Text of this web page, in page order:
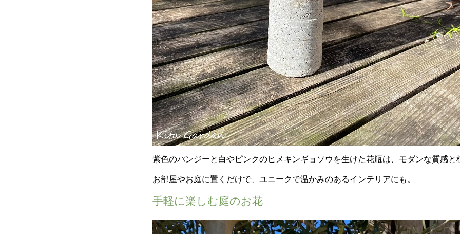
紫色のパンジーと白やピンクのヒメキンギョソウを生けた花瓶は、モダンな質感と
お部屋やお庭に置くだけで、ユニークで温かみのあるインテリアにも。
手軽に楽しむ庭のお花